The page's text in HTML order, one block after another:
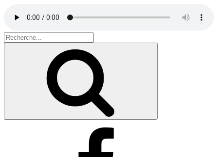
Search
for: